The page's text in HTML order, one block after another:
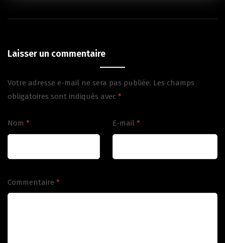
Laisser un commentaire
Votre adresse e-mail ne sera pas publiée. Les champs
obligatoires sont indiqués avec *
Nom * E-mail *
Commentaire *